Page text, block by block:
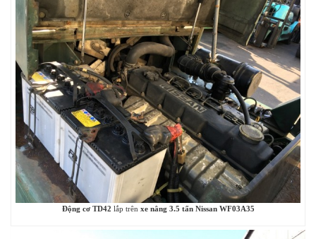
Động cơ TD42 lắp trên xe nâng 3.5 tấn Nissan WF03A35